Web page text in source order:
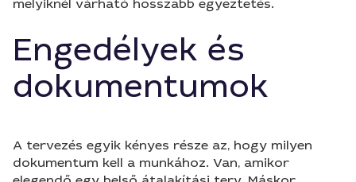
melyiknél várható hosszabb egyeztetés.
Engedélyek és
dokumentumok
A tervezés egyik kényes része az, hogy milyen
dokumentum kell a munkához. Van, amikor